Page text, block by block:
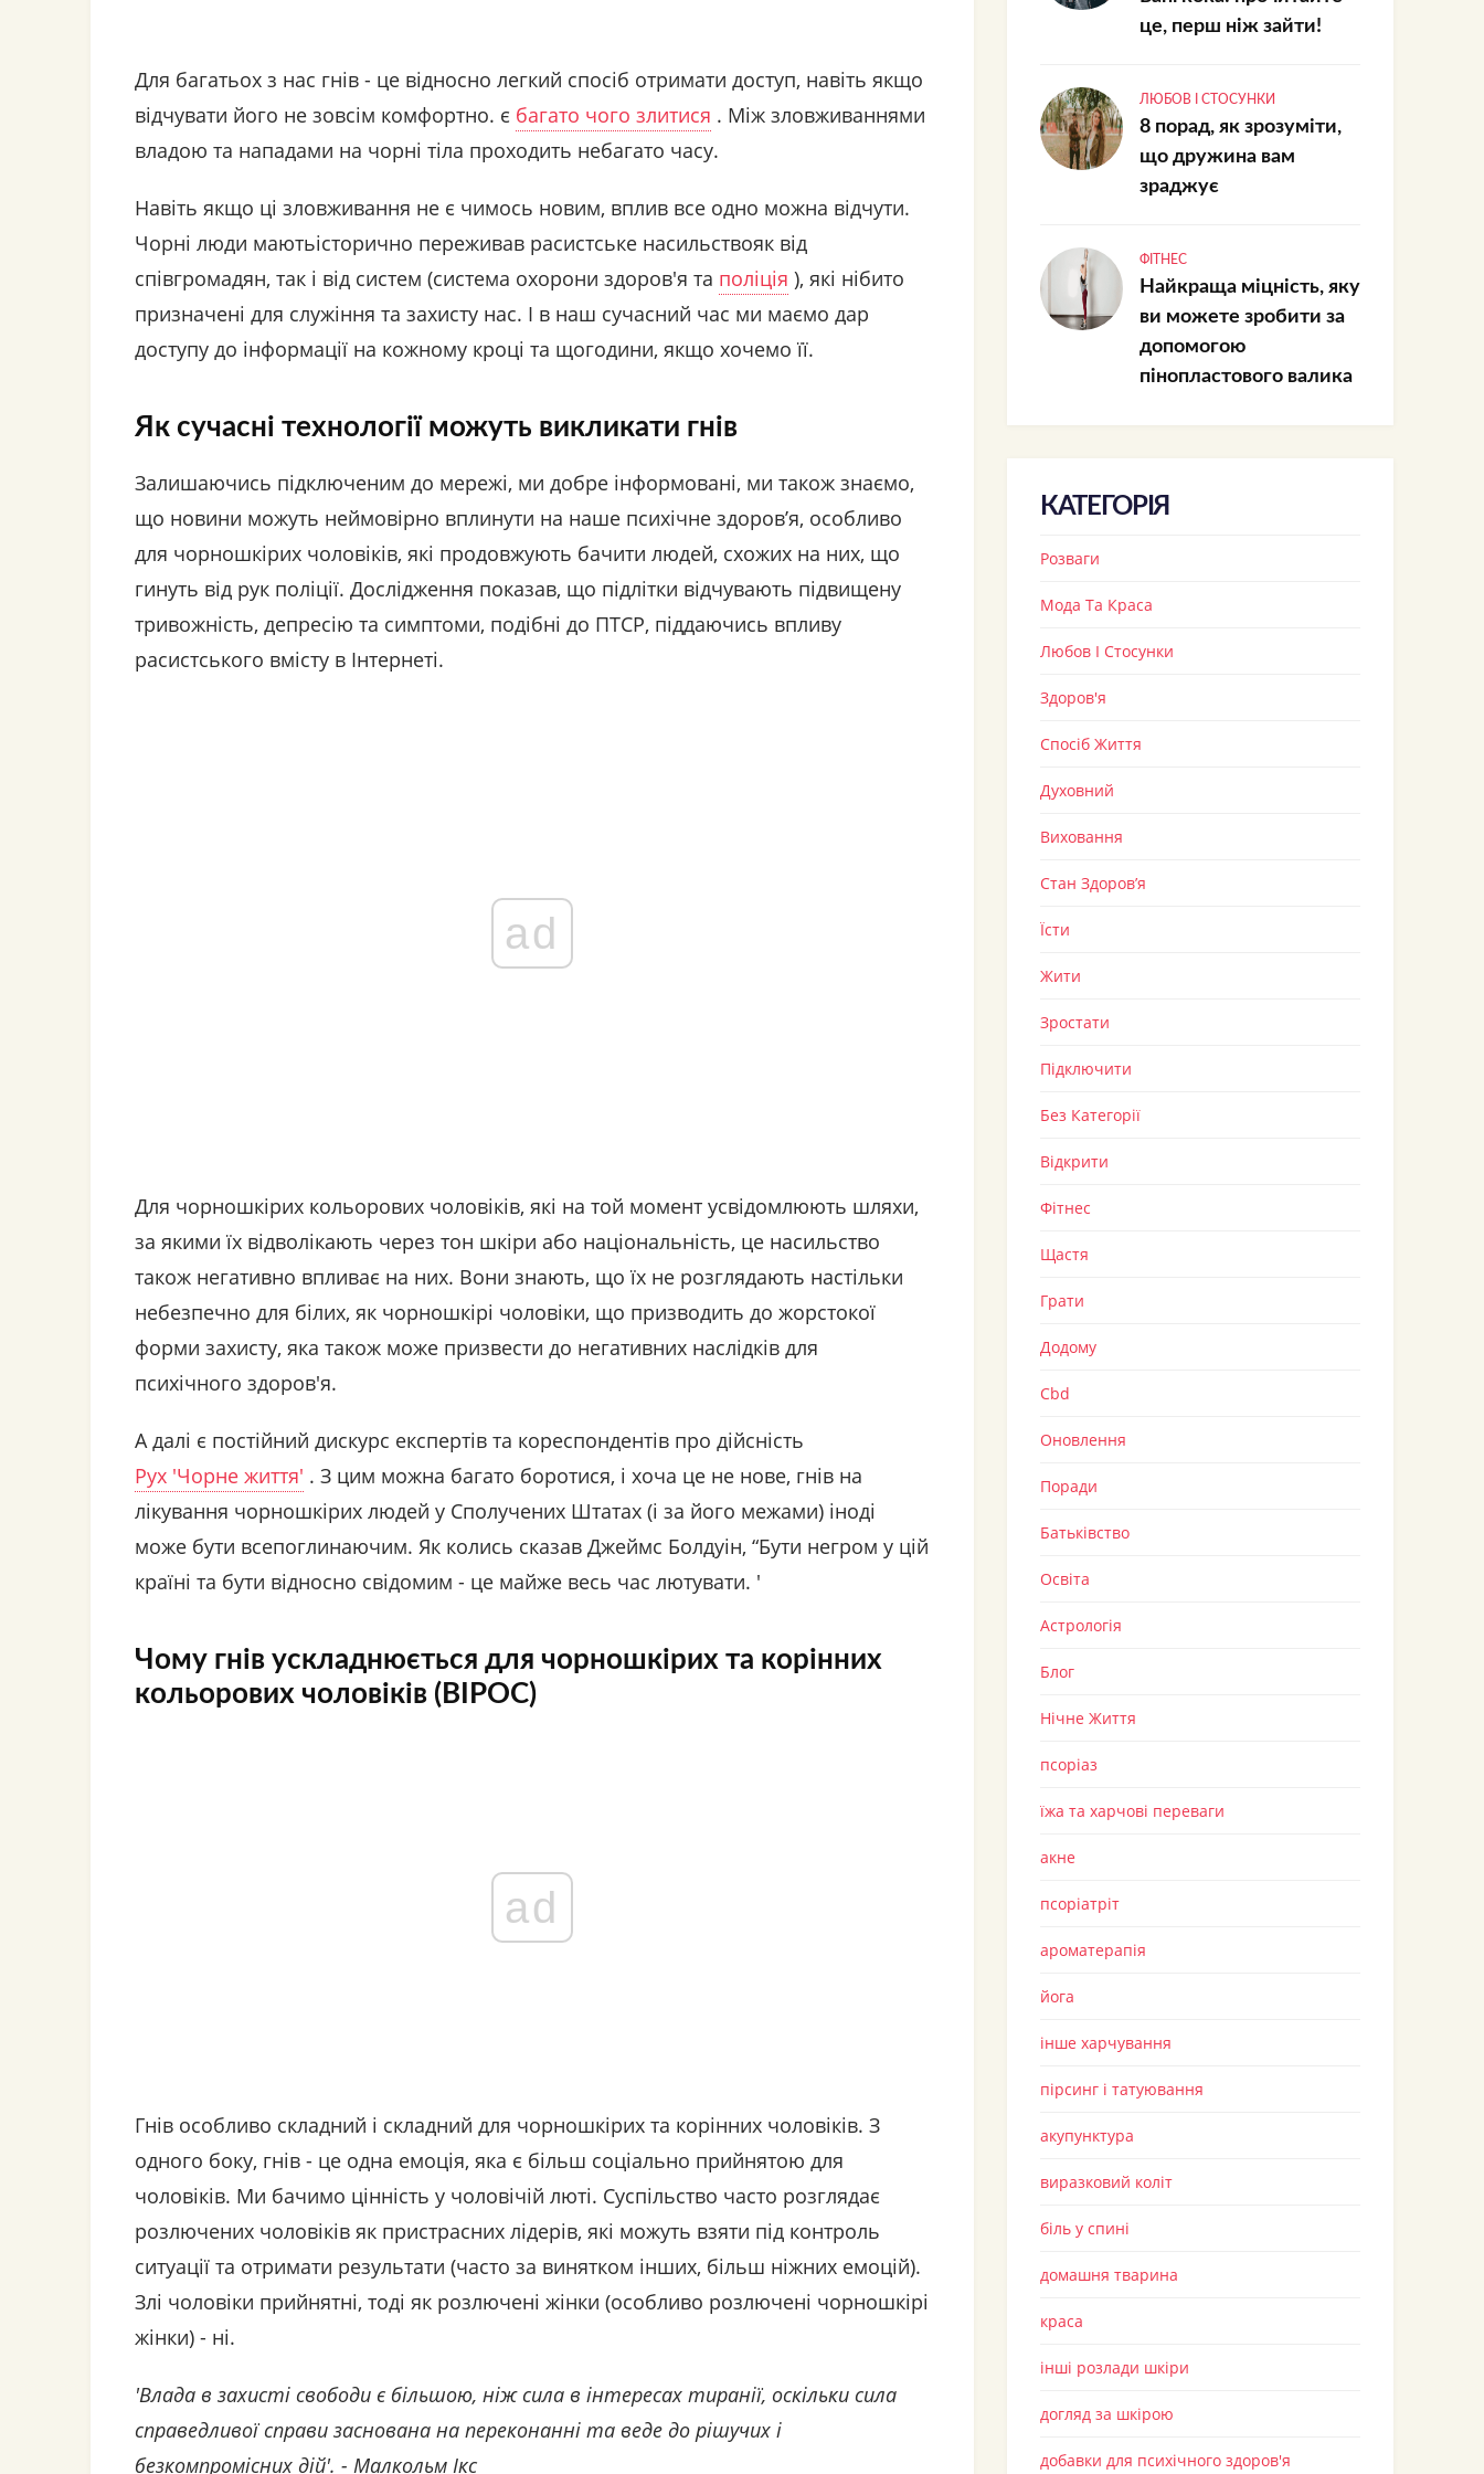
Для багатьох з нас гнів - це відносно легкий спосіб отримати доступ, навіть якщо
відчувати його не зовсім комфортно. є багато чого злитися . Між зловживаннями
владою та нападами на чорні тіла проходить небагато часу.
Навіть якщо ці зловживання не є чимось новим, вплив все одно можна відчути.
Чорні люди маютьісторично переживав расистське насильствояк від
співгромадян, так і від систем (система охорони здоров'я та поліція ), які нібито
призначені для служіння та захисту нас. І в наш сучасний час ми маємо дар
доступу до інформації на кожному кроці та щогодини, якщо хочемо її.
Як сучасні технології можуть викликати гнів
Залишаючись підключеним до мережі, ми добре інформовані, ми також знаємо,
що новини можуть неймовірно вплинути на наше психічне здоров’я, особливо
для чорношкірих чоловіків, які продовжують бачити людей, схожих на них, що
гинуть від рук поліції. Дослідження показав, що підлітки відчувають підвищену
тривожність, депресію та симптоми, подібні до ПТСР, піддаючись впливу
расистського вмісту в Інтернеті.
ad
Для чорношкірих кольорових чоловіків, які на той момент усвідомлюють шляхи,
за якими їх відволікають через тон шкіри або національність, це насильство
також негативно впливає на них. Вони знають, що їх не розглядають настільки
небезпечно для білих, як чорношкірі чоловіки, що призводить до жорстокої
форми захисту, яка також може призвести до негативних наслідків для
психічного здоров'я.
А далі є постійний дискурс експертів та кореспондентів про дійсність
Рух 'Чорне життя' . З цим можна багато боротися, і хоча це не нове, гнів на
лікування чорношкірих людей у ​​Сполучених Штатах (і за його межами) іноді
може бути всепоглинаючим. Як колись сказав Джеймс Болдуін, “Бути негром у цій
країні та бути відносно свідомим - це майже весь час лютувати. '
Чому гнів ускладнюється для чорношкірих та корінних
кольорових чоловіків (BIPOC)
ad
Гнів особливо складний і складний для чорношкірих та корінних чоловіків. З
одного боку, гнів - це одна емоція, яка є більш соціально прийнятою для
чоловіків. Ми бачимо цінність у чоловічій люті. Суспільство часто розглядає
розлючених чоловіків як пристрасних лідерів, які можуть взяти під контроль
ситуації та отримати результати (часто за винятком інших, більш ніжних емоцій).
Злі чоловіки прийнятні, тоді як розлючені жінки (особливо розлючені чорношкірі
жінки) - ні.
'Влада в захисті свободи є більшою, ніж сила в інтересах тиранії, оскільки сила
справедливої ​​справи заснована на переконанні та веде до рішучих і
безкомпромісних дій'. - Малкольм Ікс
це, перш ніж зайти!
ЛЮБОВ І СТОСУНКИ
8 порад, як зрозуміти,
що дружина вам
зраджує
ФІТНЕС
Найкраща міцність, яку
ви можете зробити за
допомогою
пінопластового валика
КАТЕГОРІЯ
Розваги
Мода Та Краса
Любов І Стосунки
Здоров'я
Спосіб Життя
Духовний
Виховання
Стан Здоров’я
Їсти
Жити
Зростати
Підключити
Без Категорії
Відкрити
Фітнес
Щастя
Грати
Додому
Cbd
Оновлення
Поради
Батьківство
Освіта
Астрологія
Блог
Нічне Життя
псоріаз
їжа та харчові переваги
акне
псоріатріт
ароматерапія
йога
інше харчування
пірсинг і татуювання
акупунктура
виразковий коліт
біль у спині
домашня тварина
краса
інші розлади шкіри
догляд за шкірою
добавки для психічного здоров'я